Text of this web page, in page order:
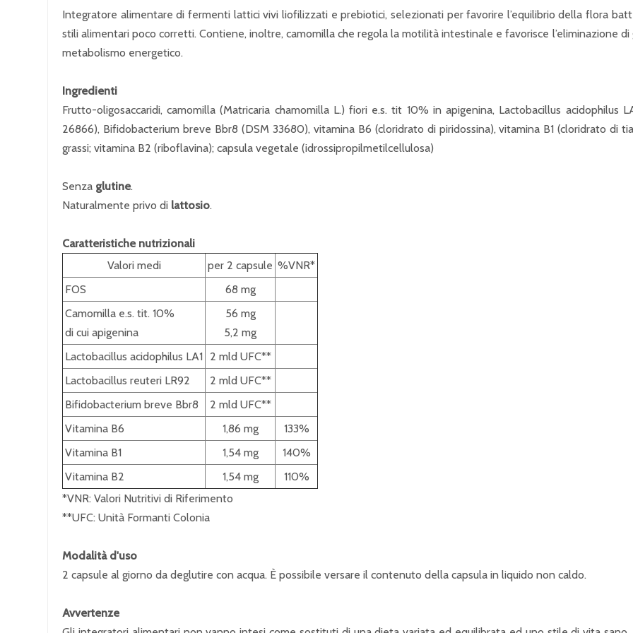
Integratore alimentare di fermenti lattici vivi liofilizzati e prebiotici, selezionati per favorire l’equilibrio della flora
stili alimentari poco corretti. Contiene, inoltre, camomilla che regola la motilità intestinale e favorisce l’eliminazione
metabolismo energetico.
Ingredienti
Frutto-oligosaccaridi, camomilla (Matricaria chamomilla L.) fiori e.s. tit 10% in apigenina, Lactobacillus acidophilus
26866), Bifidobacterium breve Bbr8 (DSM 33680), vitamina B6 (cloridrato di piridossina), vitamina B1 (cloridrato di
grassi; vitamina B2 (riboflavina); capsula vegetale (idrossipropilmetilcellulosa)
Senza glutine.
Naturalmente privo di lattosio.
Caratteristiche nutrizionali
Valori medi
per 2 capsule %VNR*
FOS
68 mg
Camomilla e.s. tit. 10%
di cui apigenina
56 mg
5,2 mg
Lactobacillus acidophilus LA1 2 mld UFC**
Lactobacillus reuteri LR92
2 mld UFC**
Bifidobacterium breve Bbr8
2 mld UFC**
Vitamina B6
1,86 mg
133%
Vitamina B1
1,54 mg
140%
Vitamina B2
1,54 mg
110%
*VNR: Valori Nutritivi di Riferimento
**UFC: Unità Formanti Colonia
Modalità d'uso
2 capsule al giorno da deglutire con acqua. È possibile versare il contenuto della capsula in liquido non caldo.
Avvertenze